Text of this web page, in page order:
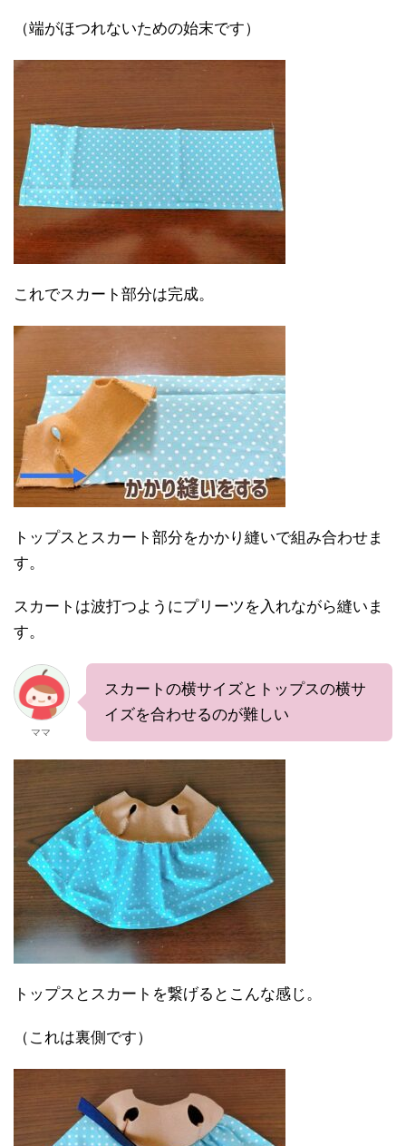
（端がほつれないための始末です）
これでスカート部分は完成。
トップスとスカート部分をかかり縫いで組み合わせま
す。
スカートは波打つようにプリーツを入れながら縫いま
す。
ママ
スカートの横サイズとトップスの横サ
イズを合わせるのが難しい
トップスとスカートを繋げるとこんな感じ。
（これは裏側です）